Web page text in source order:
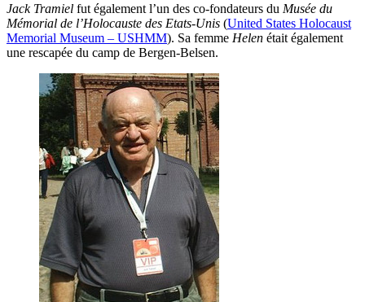
Jack Tramiel fut également l’un des co-fondateurs du Musée du
Mémorial de l’Holocauste des Etats-Unis (United States Holocaust
Memorial Museum – USHMM). Sa femme Helen était également
une rescapée du camp de Bergen-Belsen.